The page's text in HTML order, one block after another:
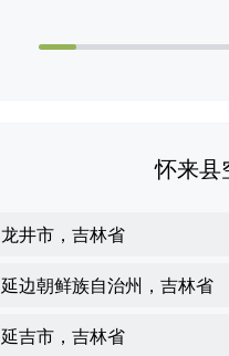
怀来县
龙井市，吉林省
延边朝鲜族自治州，吉林省
延吉市，吉林省